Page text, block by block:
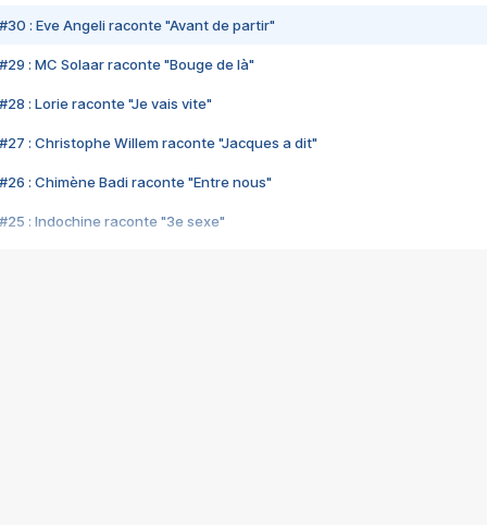
#30 : Eve Angeli raconte "Avant de partir"
#29 : MC Solaar raconte "Bouge de là"
#28 : Lorie raconte "Je vais vite"
#27 : Christophe Willem raconte "Jacques a dit"
#26 : Chimène Badi raconte "Entre nous"
#25 : Indochine raconte "3e sexe"